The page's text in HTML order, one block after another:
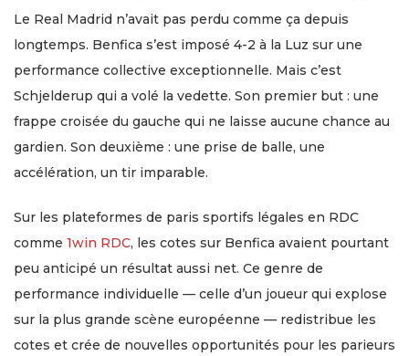
Le Real Madrid n’avait pas perdu comme ça depuis
longtemps. Benfica s’est imposé 4-2 à la Luz sur une
performance collective exceptionnelle. Mais c’est
Schjelderup qui a volé la vedette. Son premier but : une
frappe croisée du gauche qui ne laisse aucune chance au
gardien. Son deuxième : une prise de balle, une
accélération, un tir imparable.
Sur les plateformes de paris sportifs légales en RDC
comme 1win RDC, les cotes sur Benfica avaient pourtant
peu anticipé un résultat aussi net. Ce genre de
performance individuelle — celle d’un joueur qui explose
sur la plus grande scène européenne — redistribue les
cotes et crée de nouvelles opportunités pour les parieurs